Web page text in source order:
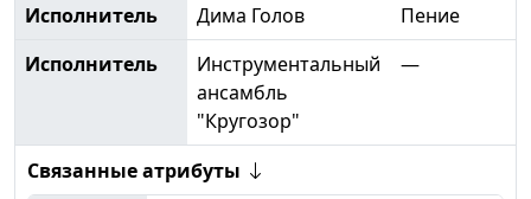
Исполнитель
Дима Голов
Пение
Исполнитель
Инструментальный
ансамбль
"Кругозор"
—
Связанные атрибуты